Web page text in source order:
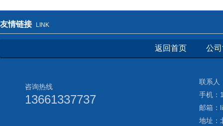
友情链接 LINK
返回首页 公
咨询热线
13661337737
联系
手机：
邮箱：
地址：